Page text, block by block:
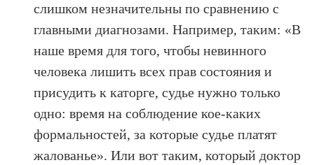
слишком незначительны по сравнению с
главными диагнозами. Например, таким: «В
наше время для того, чтобы невинного
человека лишить всех прав состояния и
присудить к каторге, судье нужно только
одно: время на соблюдение кое-каких
формальностей, за которые судье платят
жалованье». Или вот таким, который доктор